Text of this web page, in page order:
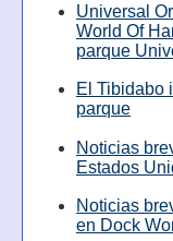
Universal
World Of
parque
El Tibidabo
parque
Noticias
Estados
Noticias
en Dock